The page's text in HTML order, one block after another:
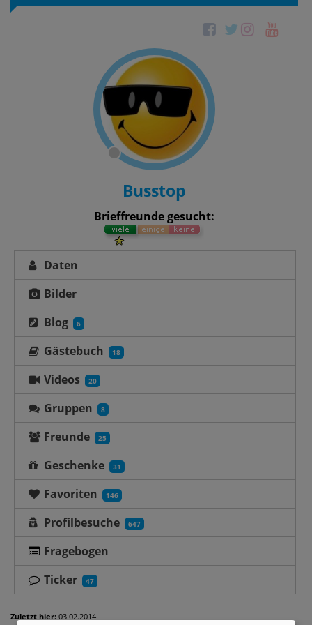
Busstop
Brieffreunde gesucht:
Daten
Bilder
Blog
6
Gästebuch 18
Videos 20
Gruppen 8
Freunde 25
Geschenke 31
Favoriten 146
Profilbesuche 647
Fragebogen
Ticker
47
Zuletzt hier: 03.02.2014